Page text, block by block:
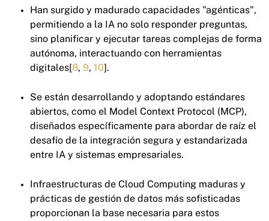
Han surgido y madurado capacidades "agénticas",
permitiendo a la IA no solo responder preguntas,
sino planificar y ejecutar tareas complejas de forma
autónoma, interactuando con herramientas
digitales[8, 9, 10].
Se están desarrollando y adoptando estándares
abiertos, como el Model Context Protocol (MCP),
diseñados específicamente para abordar de raíz el
desafío de la integración segura y estandarizada
entre IA y sistemas empresariales.
Infraestructuras de Cloud Computing maduras y
prácticas de gestión de datos más sofisticadas
proporcionan la base necesaria para estos